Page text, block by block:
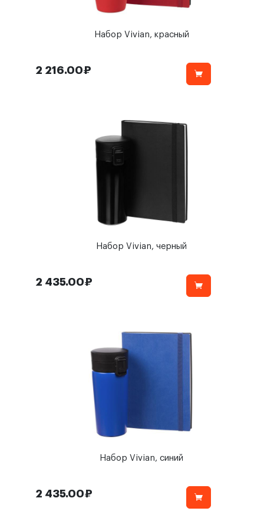
Набор Vivian, красный
2 216.00₽
Набор Vivian, черный
2 435.00₽
Набор Vivian, синий
2 435.00₽